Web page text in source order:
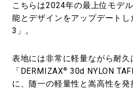
こちらは2024年の最上位モデ
能とデザインをアップデートし
3」。
表地には非常に軽量ながら耐久
「DERMIZAX® 30d NYLON
に、随一の軽量性と嵩高性を